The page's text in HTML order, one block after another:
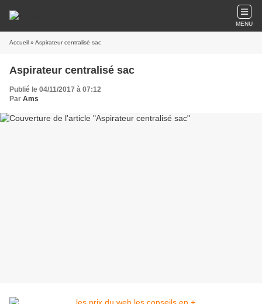
MENU
Accueil » Aspirateur centralisé sac
Aspirateur centralisé sac
Publié le 04/11/2017 à 07:12
Par Ams